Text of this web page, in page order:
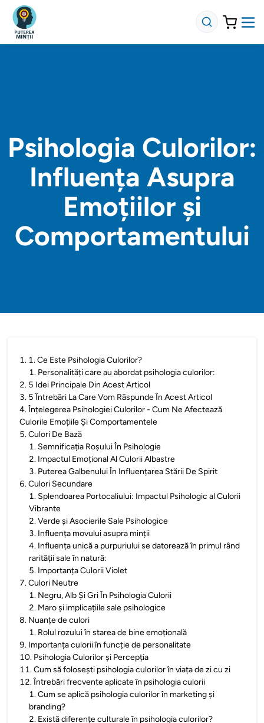
Psihologia Culorilor:
Influența Asupra
Emoțiilor și
Comportamentului
1. 1. Ce Este Psihologia Culorilor?
1. Personalități care au abordat psihologia culorilor:
2. 5 Idei Principale Din Acest Articol
3. 5 Întrebări La Care Vom Răspunde În Acest Articol
4.Înțelegerea Psihologiei Culorilor - Cum Ne Afectează
Culorile Emoțiile Și Comportamentele
5.Culori De Bază
1. Semnificația Roșului În Psihologie
2. Impactul Emoțional Al Culorii Albastre
3. Puterea Galbenului În Influențarea Stării De Spirit
6.Culori Secundare
1. Splendoarea Portocaliului: Impactul Psihologic al Culorii
Vibrante
2.Verde și Asocierile Sale Psihologice
3. Influența movului asupra minții
4. Influența unică a purpuriului se datorează în primul rând
rarității sale în natură:
5. Importanța Culorii Violet
7.Culori Neutre
1. Negru, Alb Și Gri În Psihologia Culorii
2. Maro și implicațiile sale psihologice
8. Nuanțe de culori
1. Rolul rozului în starea de bine emoțională
9. Importanța culorii în funcție de personalitate
10. Psihologia Culorilor și Percepția
11.Cum să folosești psihologia culorilor în viața de zi cu zi
12.Întrebări frecvente aplicate în psihologia culorii
1.Cum se aplică psihologia culorilor în marketing și
branding?
2. Există diferențe culturale în psihologia culorilor?